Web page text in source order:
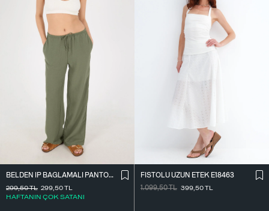
BELDEN İ̇P BAĞLAMALI PANTOLON PN16372-İ6
299,50TL
HAFTANIN ÇOK SATANI
299,50TL
FISTOLU UZUN ETEK E18463
1.099,50TL 399,50TL